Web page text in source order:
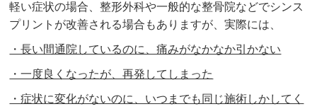
軽い症状の場合、整形外科や一般的な整骨院などでシンス
プリントが改善される場合もありますが、実際には、
・長い間通院しているのに、痛みがなかなか引かない
・一度良くなったが、再発してしまった
・症状に変化がないのに、いつまでも同じ施術しかしてく